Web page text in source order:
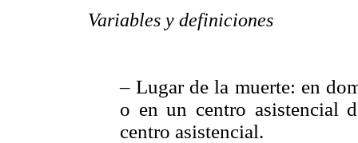
Variables y definiciones
– Lugar de la muerte: en
o en un centro asistencial
centro asistencial.